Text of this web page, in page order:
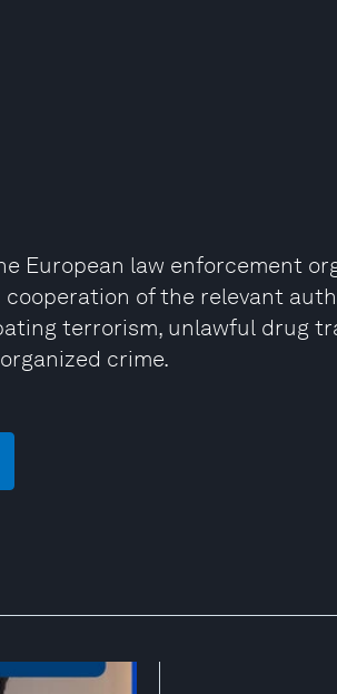
European law enforcement
of the relevant
terrorism, unlawful drug
crime.